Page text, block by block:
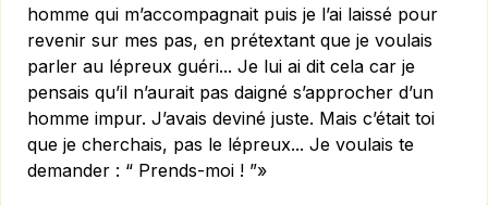
homme qui m’accompagnait puis je l’ai laissé pour
revenir sur mes pas, en prétextant que je voulais
parler au lépreux guéri... Je lui ai dit cela car je
pensais qu’il n’aurait pas daigné s’approcher d’un
homme impur. J’avais deviné juste. Mais c’était toi
que je cherchais, pas le lépreux... Je voulais te
demander : “ Prends-moi ! ”»